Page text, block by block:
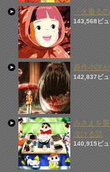
「火垂る
143,568ビ
原作小説
142,837ビ
みさえを
泣ける話
140,915ビ